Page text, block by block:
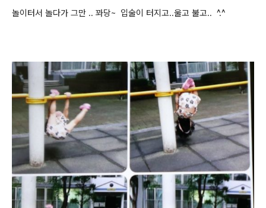
놀이터서 놀다가 그만 .. 꽈당~ 입술이 터지고..울고 불고.. ^.^